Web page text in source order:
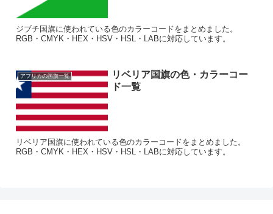
ジブチ国旗に使われている色のカラーコードをまとめました。
RGB・CMYK・HEX・HSV・HSL・LABに対応しています。
アフリカの国旗一覧
リベリア国旗の色・カラーコー
ド一覧
リベリア国旗に使われている色のカラーコードをまとめました。
RGB・CMYK・HEX・HSV・HSL・LABに対応しています。